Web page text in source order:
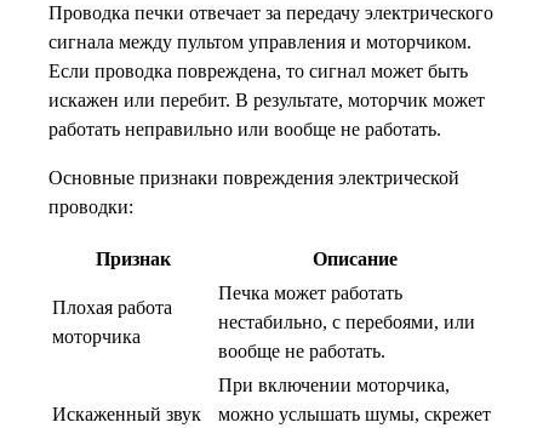
Проводка печки отвечает за передачу электрического
сигнала между пультом управления и моторчиком.
Если проводка повреждена, то сигнал может быть
искажен или перебит. В результате, моторчик может
работать неправильно или вообще не работать.
Основные признаки повреждения электрической
проводки:
Признак Описание
Плохая работа
моторчика
Печка может работать
нестабильно, с перебоями, или
вообще не работать.
Искаженный звук
При включении моторчика,
можно услышать шумы, скрежет